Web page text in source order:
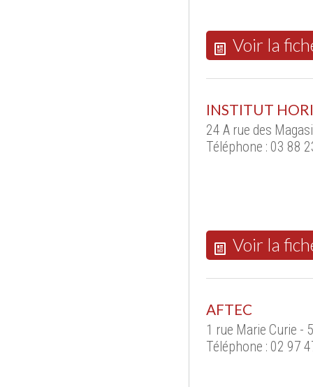
Voir la
INSTITUT
24 A rue des
Téléphone : 03 88
Voir la
AFTEC
1 rue Marie Curie -
Téléphone : 02 97